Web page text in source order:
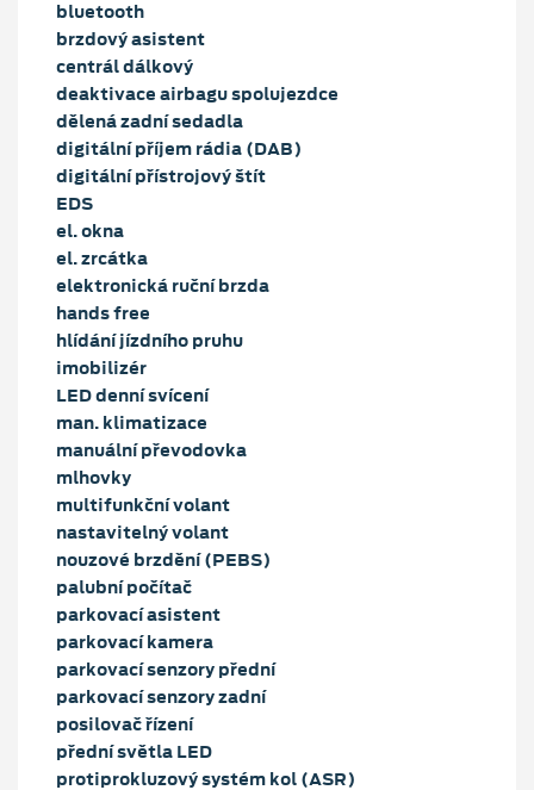
bluetooth
brzdový asistent
centrál dálkový
deaktivace airbagu spolujezdce
dělená zadní sedadla
digitální příjem rádia (DAB)
digitální přístrojový štít
EDS
el. okna
el. zrcátka
elektronická ruční brzda
hands free
hlídání jízdního pruhu
imobilizér
LED denní svícení
man. klimatizace
manuální převodovka
mlhovky
multifunkční volant
nastavitelný volant
nouzové brzdění (PEBS)
palubní počítač
parkovací asistent
parkovací kamera
parkovací senzory přední
parkovací senzory zadní
posilovač řízení
přední světla LED
protiprokluzový systém kol (ASR)